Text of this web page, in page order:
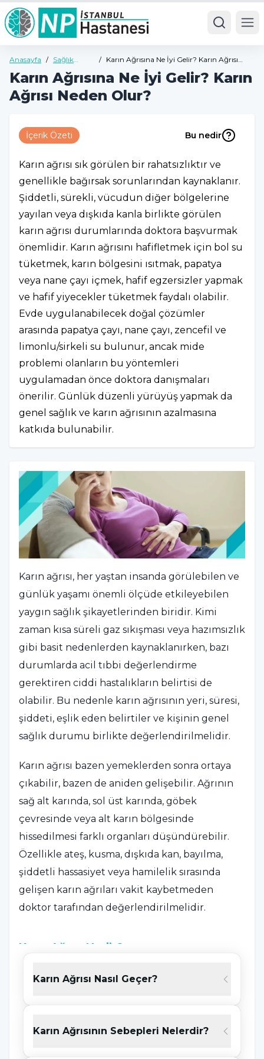
Anasayfa / Sağlık
/
Karın Ağrısına Ne İyi Gelir? Karın Ağrısı
Neden Olur?
Karın Ağrısına Ne İyi Gelir? Karın
Ağrısı Neden Olur?
İçerik Özeti Bu nedir
Karın ağrısı sık görülen bir rahatsızlıktır ve
genellikle bağırsak sorunlarından kaynaklanır.
Şiddetli, sürekli, vücudun diğer bölgelerine
yayılan veya dışkıda kanla birlikte görülen
karın ağrısı durumlarında doktora başvurmak
önemlidir. Karın ağrısını hafifletmek için bol su
tüketmek, karın bölgesini ısıtmak, papatya
veya nane çayı içmek, hafif egzersizler yapmak
ve hafif yiyecekler tüketmek faydalı olabilir.
Evde uygulanabilecek doğal çözümler
arasında papatya çayı, nane çayı, zencefil ve
limonlu/sirkeli su bulunur, ancak mide
problemi olanların bu yöntemleri
uygulamadan önce doktora danışmaları
önerilir. Günlük düzenli yürüyüş yapmak da
genel sağlık ve karın ağrısının azalmasına
katkıda bulunabilir.
Karın ağrısı, her yaştan insanda görülebilen ve
günlük yaşamı önemli ölçüde etkileyebilen
yaygın sağlık şikayetlerinden biridir. Kimi
zaman kısa süreli gaz sıkışması veya hazımsızlık
gibi basit nedenlerden kaynaklanırken, bazı
durumlarda acil tıbbi değerlendirme
gerektiren ciddi hastalıkların belirtisi de
olabilir. Bu nedenle karın ağrısının yeri, süresi,
şiddeti, eşlik eden belirtiler ve kişinin genel
sağlık durumu birlikte değerlendirilmelidir.
Karın ağrısı bazen yemeklerden sonra ortaya
çıkabilir, bazen de aniden gelişebilir. Ağrının
sağ alt karında, sol üst karında, göbek
çevresinde veya alt karın bölgesinde
hissedilmesi farklı organları düşündürebilir.
Özellikle ateş, kusma, dışkıda kan, bayılma,
şiddetli hassasiyet veya hamilelik sırasında
gelişen karın ağrıları vakit kaybetmeden
doktor tarafından değerlendirilmelidir.
Karın Ağrısı Nedir?
Karın ağrısı; göğüs kafesinin alt kısmı ile kasık
baskı, yanma, kramp veya batma hissidir. Ağrı;
mide, bağırsaklar, karaciğer, safra kesesi,
Karın Ağrısı Nasıl Geçer?
Karın Ağrısının Sebepleri Nelerdir?